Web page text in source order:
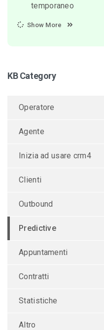
temporaneo
Show More
KB Category
Operatore
Agente
Inizia ad usare crm4
Clienti
Outbound
Predictive
Appuntamenti
Contratti
Statistiche
Altro